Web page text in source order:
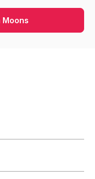
Moons